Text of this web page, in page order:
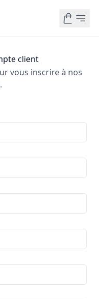
client
vous inscrire à nos